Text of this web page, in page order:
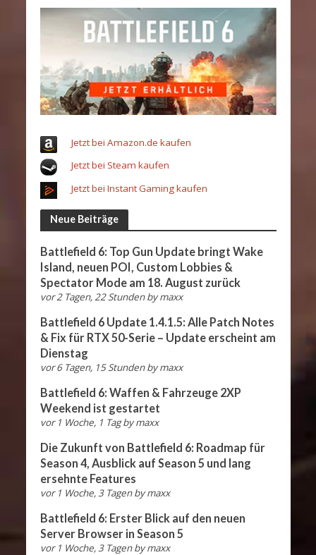
Jetzt bei Amazon.de kaufen
Jetzt bei Steam kaufen
Jetzt bei Instant Gaming kaufen
Neue Beiträge
Battlefield 6: Top Gun Update bringt Wake
Island, neuen POI, Custom Lobbies &
Spectator Mode am 18. August zurück
vor 2 Tagen, 22 Stunden bymaxx
Battlefield 6 Update 1.4.1.5: Alle Patch Notes
& Fix für RTX 50-Serie – Update erscheint am
Dienstag
vor 6 Tagen, 15 Stunden bymaxx
Battlefield 6: Waffen & Fahrzeuge 2XP
Weekend ist gestartet
vor 1 Woche, 1 Tag bymaxx
Die Zukunft von Battlefield 6: Roadmap für
Season 4, Ausblick auf Season 5 und lang
ersehnte Features
vor 1 Woche, 3 Tagen bymaxx
Battlefield 6: Erster Blick auf den neuen
Server Browser in Season 5
vor 1 Woche, 3 Tagen bymaxx